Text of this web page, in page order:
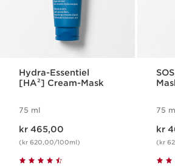
Hydra-Essentiel
[HA²] Cream-Mask
75 ml
kr 465,00
(kr 620,00/100ml)
75
kr
(kr